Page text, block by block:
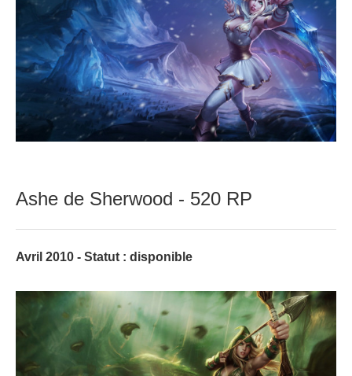
Ashe de Sherwood - 520 RP
Avril 2010 - Statut : disponible